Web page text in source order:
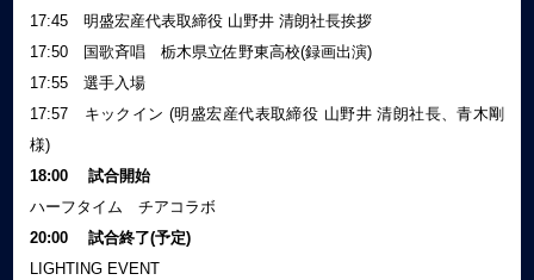
17:45 明盛宏産代表取締役 山野井 清朗社長挨拶
17:50 国歌斉唱 栃木県立佐野東高校(録画出演)
17:55 選手入場
17:57 キックイン (明盛宏産代表取締役 山野井 清朗社長、青木剛
様)
18:00 試合開始
ハーフタイム チアコラボ
20:00 試合終了(予定)
LIGHTING EVENT